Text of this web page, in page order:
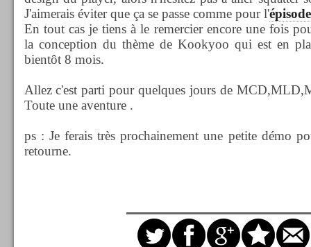
J'aimerais éviter que ça se passe comme pour l'
En tout cas je tiens à le remercier encore une fois
la conception du thème de Kookyoo qui est en
bientôt 8 mois.
Allez c'est parti pour quelques jours de
Toute une aventure .
ps : Je ferais très prochainement une petite démo
retourne.